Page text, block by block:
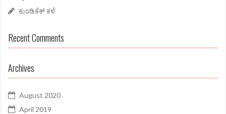
ಕುಂಡಿಕೆಕ್ ಕಳೆ
Recent Comments
Archives
August 2020
April 2019